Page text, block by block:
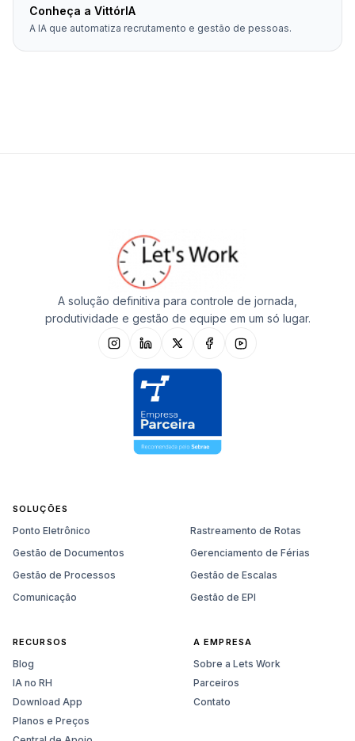
Conheça a VittórIA
A IA que automatiza recrutamento e gestão de pessoas.
A solução definitiva para controle de jornada,
produtividade e gestão de equipe em um só lugar.
SOLUÇÕES
Ponto Eletrônico
Rastreamento de Rotas
Gestão de Documentos
Gerenciamento de Férias
Gestão de Processos
Gestão de Escalas
Comunicação
Gestão de EPI
RECURSOS
Blog
IA no RH
Download App
Planos e Preços
A EMPRESA
Sobre a Lets Work
Parceiros
Contato